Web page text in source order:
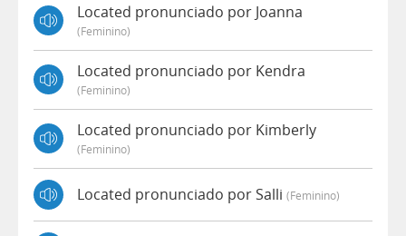
Located pronunciado por Joanna
(feminino)
Located pronunciado por Kendra
(feminino)
Located pronunciado por Kimberly
(feminino)
Located pronunciado por Salli (feminino)